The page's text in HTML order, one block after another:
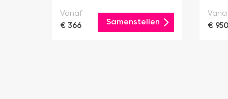
Vanaf
€ 366
Samenstellen
€ 950